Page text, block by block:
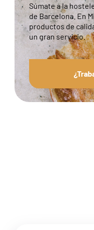
Súmate a la
de Barcelona. En
productos de
un gran servicio.